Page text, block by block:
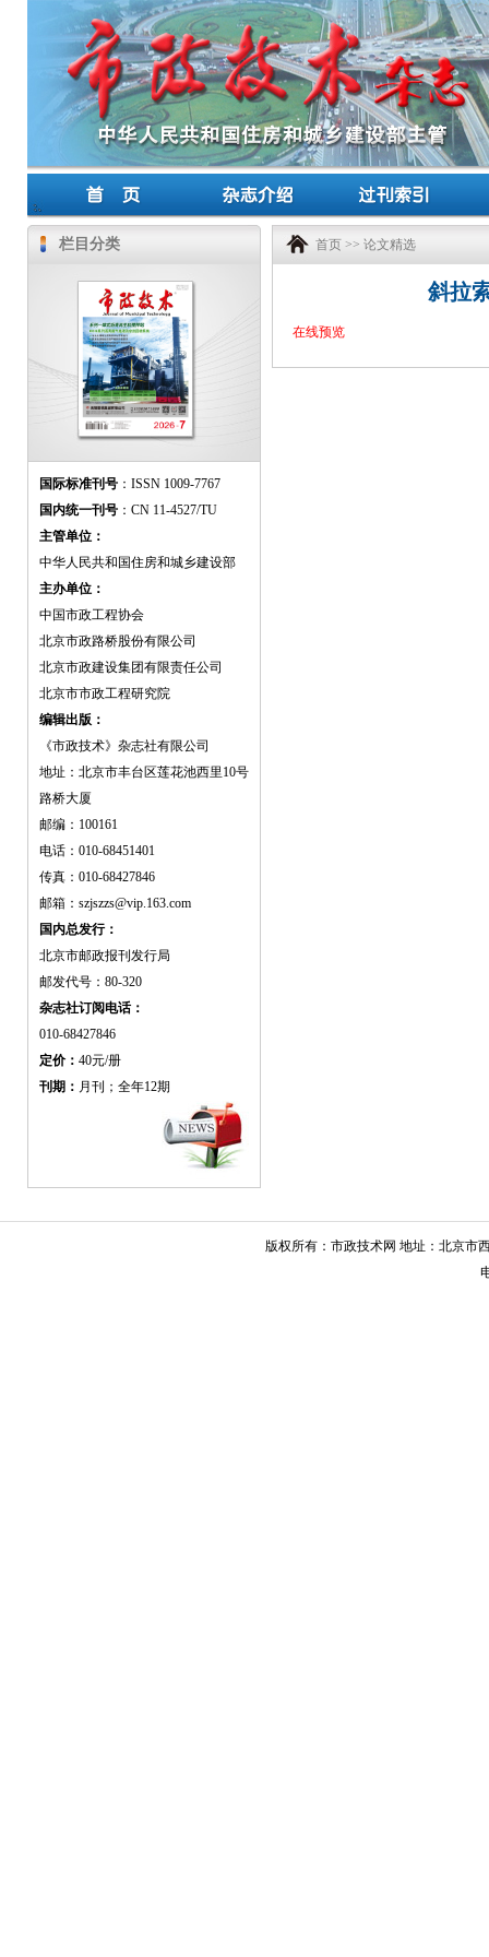
栏目分类
国际标准刊号 ：ISSN 1009-7767
国内统一刊号 ：CN 11-4527/TU
主管单位：
中华人民共和国住房和城乡建设部
主办单位：
中国市政工程协会
北京市政路桥股份有限公司
北京市政建设集团有限责任公司
北京市市政工程研究院
编辑出版：
《市政技术》杂志社有限公司
地址：北京市丰台区莲花池西里10号
路桥大厦
邮编：100161
电话：010-68451401
传真：010-68427846
邮箱：szjszzs@vip.163.com
国内总发行：
北京市邮政报刊发行局
邮发代号：80-320
杂志社订阅电话：
010-68427846
定价： 40元/册
刊期： 月刊；全年12期
首页 >> 论文精选
斜拉
在线预览
版权所有：市政技术网 地址：北京市